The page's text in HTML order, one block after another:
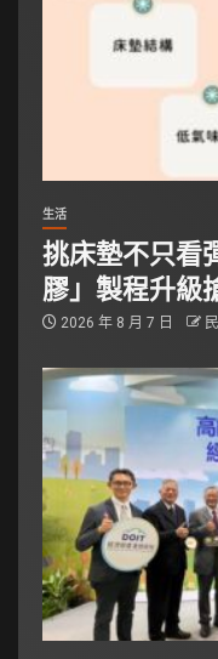
生活
挑床墊不只看
膠」製程升級
2026 年 8 月 7 日